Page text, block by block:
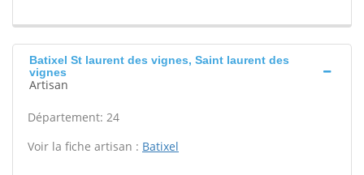
Batixel St laurent des vignes, Saint laurent des
vignes
Artisan
Département: 24
Voir la fiche artisan : Batixel